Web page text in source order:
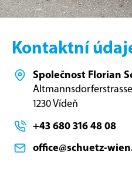
Kontaktní
Společnost Florian
Altmannsdorferstrasse
1230 Vídeň
+43 680 316 48 08
office@schuetz-